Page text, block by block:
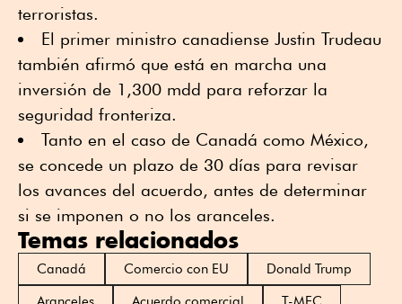
terroristas.
El primer ministro canadiense Justin Trudeau
también afirmó que está en marcha una
inversión de 1,300 mdd para reforzar la
seguridad fronteriza.
Tanto en el caso de Canadá como México,
se concede un plazo de 30 días para revisar
los avances del acuerdo, antes de determinar
si se imponen o no los aranceles.
Temas relacionados
Canadá Comercio con EU
Donald Trump